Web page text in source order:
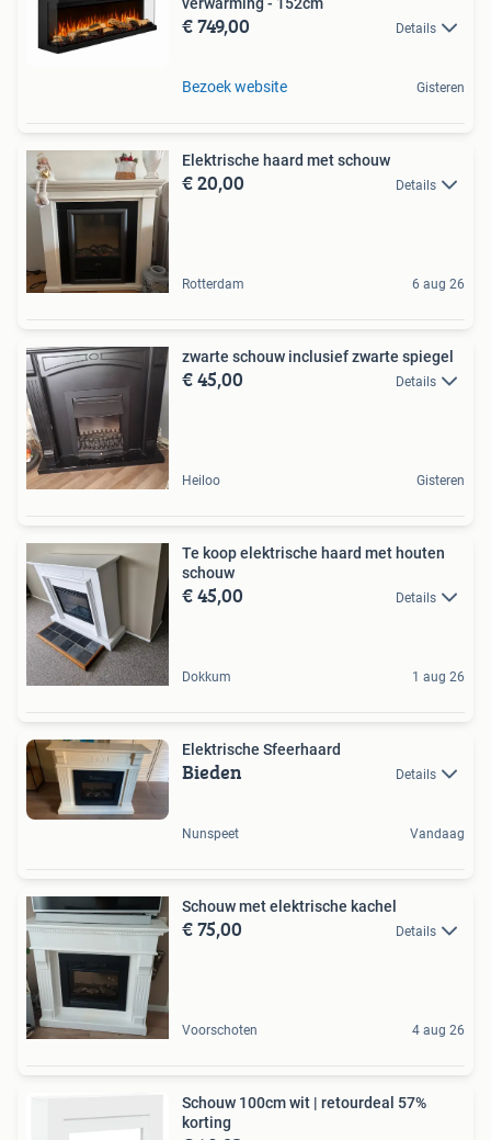
€ 749,00 Details
Bezoek website Gisteren
Elektrische haard met schouw
€ 20,00 Details
Rotterdam 6 aug 26
zwarte schouw inclusief zwarte spiegel
€ 45,00 Details
Heiloo Gisteren
Te koop elektrische haard met houten
schouw
€ 45,00 Details
Dokkum 1 aug 26
Elektrische Sfeerhaard
Bieden Details
Nunspeet Vandaag
Schouw met elektrische kachel
€ 75,00 Details
Voorschoten 4 aug 26
Schouw 100cm wit | retourdeal 57%
korting